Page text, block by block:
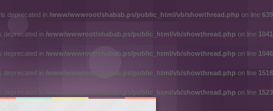
deprecated in /www/wwwroot/shabab.ps/public_html/vb/showthread.php on line 639
deprecated in /www/wwwroot/shabab.ps/public_html/vb/showthread.php on line 1041
deprecated in /www/wwwroot/shabab.ps/public_html/vb/showthread.php on line 1046
deprecated in /www/wwwroot/shabab.ps/public_html/vb/showthread.php on line 1518
deprecated in /www/wwwroot/shabab.ps/public_html/vb/showthread.php on line 1523